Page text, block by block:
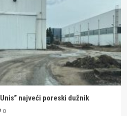
najveći poreski dužnik
0